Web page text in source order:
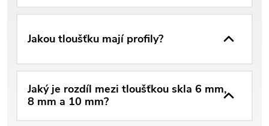
Jakou tloušťku mají profily?
Jaký je rozdíl mezi tloušťkou skla 6 mm,
8 mm a 10 mm?